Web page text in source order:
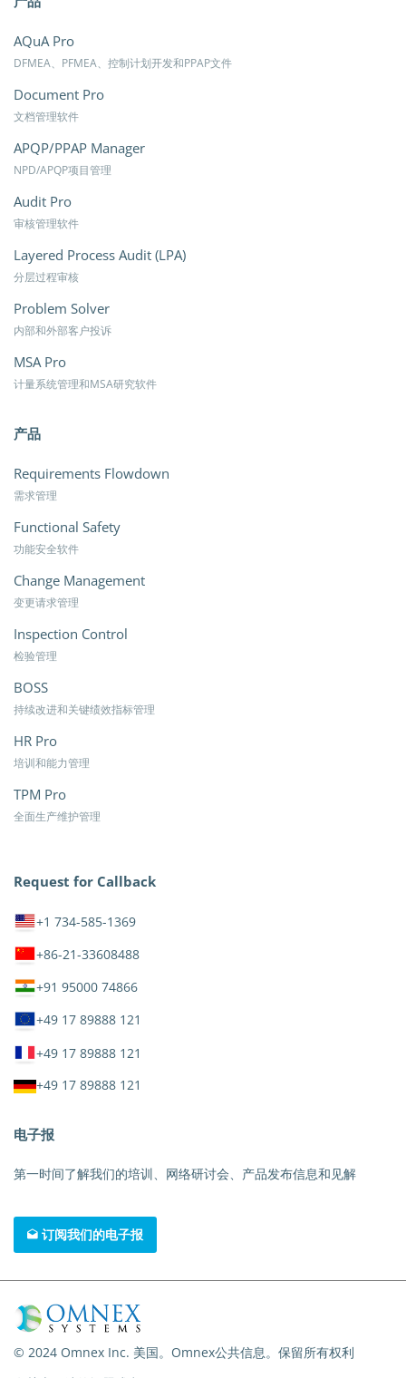
AQuA Pro
DFMEA、PFMEA、控制计划开发和PPAP文件
Document Pro
文档管理软件
APQP/PPAP Manager
NPD/APQP项目管理
Audit Pro
审核管理软件
Layered Process Audit (LPA)
分层过程审核
Problem Solver
内部和外部客户投诉
MSA Pro
计量系统管理和MSA研究软件
产品
Requirements Flowdown
需求管理
Functional Safety
功能安全软件
Change Management
变更请求管理
Inspection Control
检验管理
BOSS
持续改进和关键绩效指标管理
HR Pro
培训和能力管理
TPM Pro
全面生产维护管理
Request for Callback
+1 734-585-1369
+86-21-33608488
+91 95000 74866
+49 17 89888 121
+49 17 89888 121
+49 17 89888 121
电子报
第一时间了解我们的培训、网络研讨会、产品发布信息和见解
订阅我们的电子报
© 2024 Omnex Inc. 美国。Omnex公共信息。保留所有权利